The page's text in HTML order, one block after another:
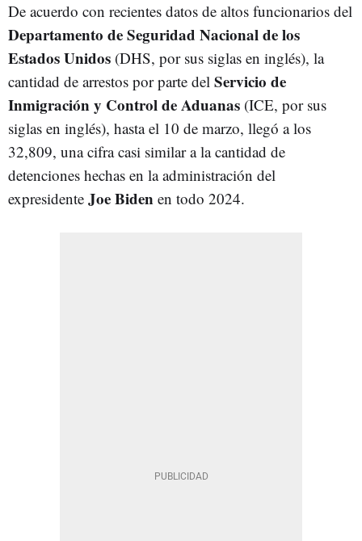
De acuerdo con recientes datos de altos funcionarios del
Departamento de Seguridad Nacional de los
Estados Unidos (DHS, por sus siglas en inglés), la
cantidad de arrestos por parte del Servicio de
Inmigración y Control de Aduanas (ICE, por sus
siglas en inglés), hasta el 10 de marzo, llegó a los
32,809, una cifra casi similar a la cantidad de
detenciones hechas en la administración del
expresidente Joe Biden en todo 2024.